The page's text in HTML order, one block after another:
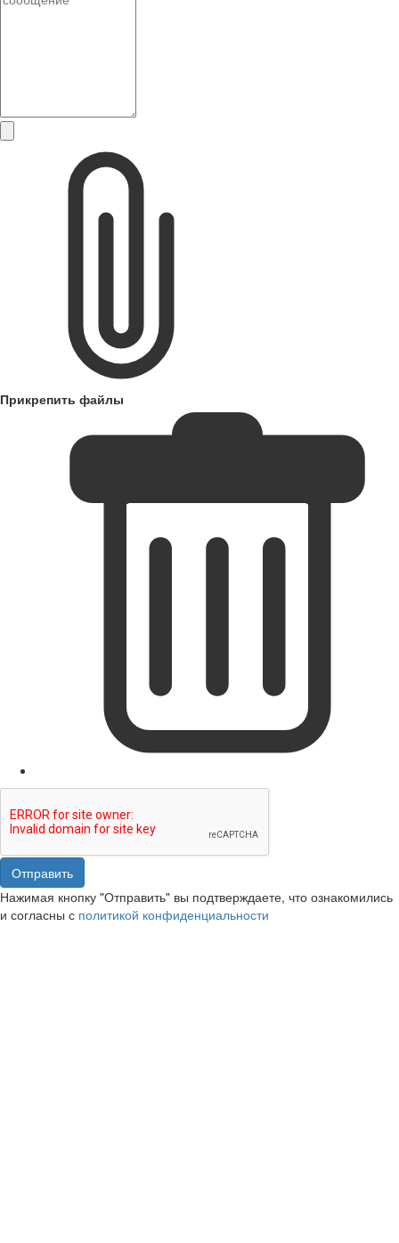
Прикрепить файлы
Отправить
Нажимая кнопку "Отправить" вы подтверждаете, что ознакомились
и согласны с политикой конфиденциальности